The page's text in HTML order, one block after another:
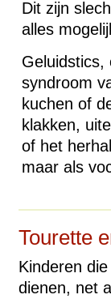
Dit zijn
alles
Geluidstics,
syndroom
kuchen of
klakken,
of het
maar als
Tourette
Kinderen
dienen, net